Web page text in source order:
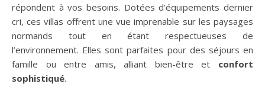
répondent à vos besoins. Dotées d’équipements dernier
cri, ces villas offrent une vue imprenable sur les paysages
normands tout en étant respectueuses de
l’environnement. Elles sont parfaites pour des séjours en
famille ou entre amis, alliant bien-être et confort
sophistiqué.